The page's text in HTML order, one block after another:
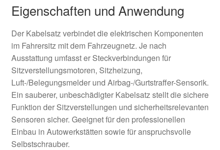
Eigenschaften und Anwendung
Der Kabelsatz verbindet die elektrischen Komponenten
im Fahrersitz mit dem Fahrzeugnetz. Je nach
Ausstattung umfasst er Steckverbindungen für
Sitzverstellungsmotoren, Sitzheizung,
Luft-/Belegungsmelder und Airbag-/Gurtstraffer-Sensorik.
Ein sauberer, unbeschädigter Kabelsatz stellt die sichere
Funktion der Sitzverstellungen und sicherheitsrelevanten
Sensoren sicher. Geeignet für den professionellen
Einbau in Autowerkstätten sowie für anspruchsvolle
Selbstschrauber.